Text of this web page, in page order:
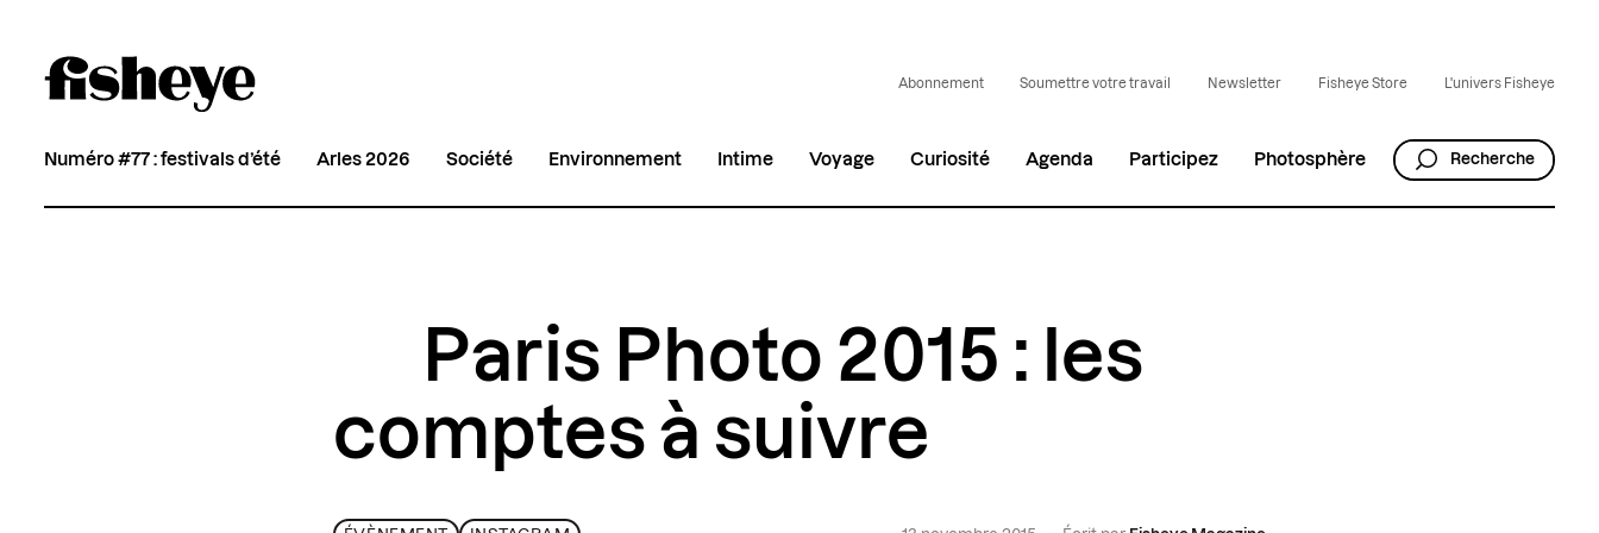
Abonnement Soumettre votre travail Newsletter Fisheye Store L'univers Fisheye
Numéro #77 : festivals d’été Arles 2026 Société Environnement Intime Voyage Curiosité Agenda Participez Photosphère Recherche
Paris Photo 2015 : les
comptes à suivre